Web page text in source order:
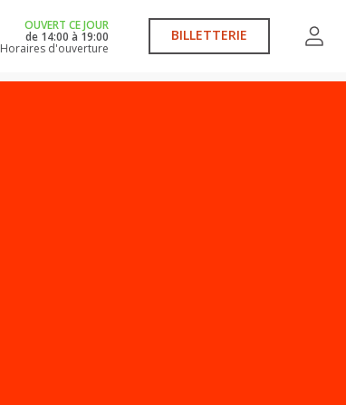
OUVERT CE JOUR
de 14:00 à 19:00
Horaires d'ouverture
BILLETTERIE